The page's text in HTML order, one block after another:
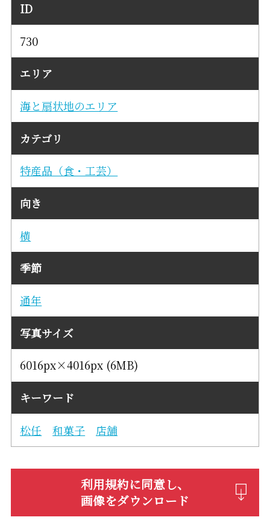
ID
730
エリア
海と扇状地のエリア
カテゴリ
特産品（食・工芸）
向き
横
季節
通年
写真サイズ
6016px×4016px (6MB)
キーワード
松任 和菓子 店舗
利用規約に同意し、
画像をダウンロード